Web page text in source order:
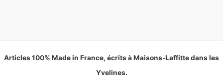
Articles 100% Made in France, écrits à Maisons-Laffitte dans les
Yvelines.